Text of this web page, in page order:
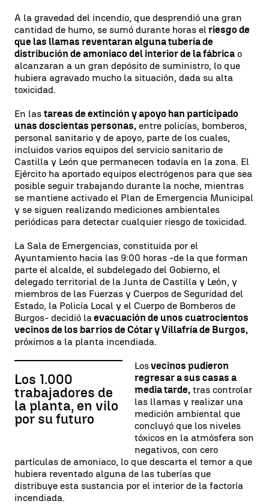
A la gravedad del incendio, que desprendió una gran
cantidad de humo, se sumó durante horas el riesgo de
que las llamas reventaran alguna tubería de
distribución de amoniaco del interior de la fábrica o
alcanzaran a un gran depósito de suministro, lo que
hubiera agravado mucho la situación, dada su alta
toxicidad.
En las tareas de extinción y apoyo han participado
unas doscientas personas, entre policías, bomberos,
personal sanitario y de apoyo, parte de los cuales,
incluidos varios equipos del servicio sanitario de
Castilla y León que permanecen todavía en la zona. El
Ejército ha aportado equipos electrógenos para que sea
posible seguir trabajando durante la noche, mientras
se mantiene activado el Plan de Emergencia Municipal
y se siguen realizando mediciones ambientales
periódicas para detectar cualquier riesgo de toxicidad.
La Sala de Emergencias, constituida por el
Ayuntamiento hacia las 9:00 horas -de la que forman
parte el alcalde, el subdelegado del Gobierno, el
delegado territorial de la Junta de Castilla y León, y
miembros de las Fuerzas y Cuerpos de Seguridad del
Estado, la Policía Local y el Cuerpo de Bomberos de
Burgos- decidió laevacuación de unos cuatrocientos
vecinos de los barrios de Cótar y Villafría de Burgos,
próximos a la planta incendiada.
Los 1.000
trabajadores de
la planta, en vilo
por su futuro
Losvecinos pudieron
regresar a sus casas a
media tarde, tras controlar
las llamas y realizar una
medición ambiental que
concluyó que los niveles
tóxicos en la atmósfera son
negativos, con cero
partículas de amoniaco, lo que descarta el temor a que
hubiera reventado alguna de las tuberías que
distribuye esta sustancia por el interior de la factoría
incendiada.